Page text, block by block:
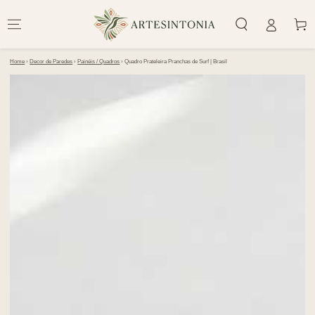
CONTEÚDO
Home › Decor de Paredes › Painéis / Quadros ›Quadro Prateleira Pranchas de Surf | Brasil
PULAR PARA